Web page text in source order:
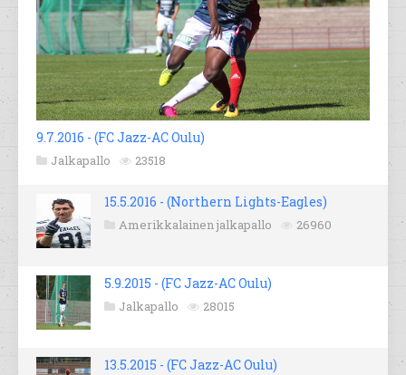
9.7.2016 - (FC Jazz-AC Oulu)
Jalkapallo 23518
15.5.2016 - (Northern Lights-Eagles)
Amerikkalainen jalkapallo 26960
5.9.2015 - (FC Jazz-AC Oulu)
Jalkapallo 28015
13.5.2015 - (FC Jazz-AC Oulu)